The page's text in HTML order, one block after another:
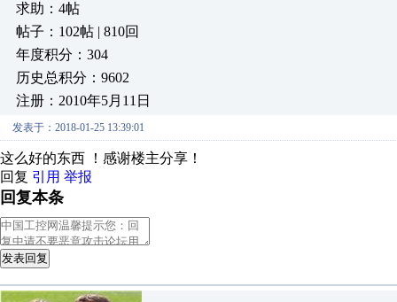
求助：4帖
帖子：102帖 | 810回
年度积分：304
历史总积分：9602
注册：2010年5月11日
发表于：2018-01-25 13:39:01
这么好的东西 ！感谢楼主分享！
回复 引用 举报
回复本条
发表回复